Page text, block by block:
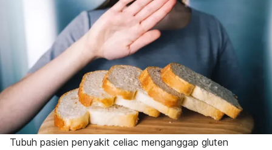
Tubuh pasien penyakit celiac menganggap gluten